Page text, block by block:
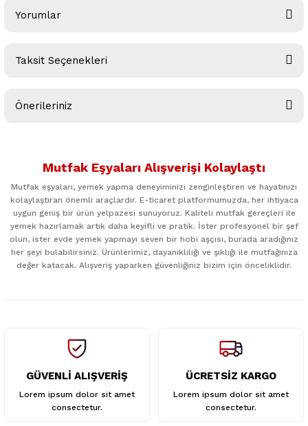
Yorumlar
Taksit Seçenekleri
Önerileriniz
kullanarak tarafımıza iletebilirsiniz.
Ürün resmi kalitesiz, bozuk veya görüntülenemiyor.
Ürün bilgilerinde hatalar bulunuyor.
Ürün fiyatı diğer sitelerden daha pahalı.
Mutfak Eşyaları Alışverişi Kolaylaştı
Mutfak eşyaları, yemek yapma deneyiminizi zenginleştiren ve hayatınızı
kolaylaştıran önemli araçlardır. E-ticaret platformumuzda, her ihtiyaca
uygun geniş bir ürün yelpazesi sunuyoruz. Kaliteli mutfak gereçleri ile
yemek hazırlamak artık daha keyifli ve pratik. İster profesyonel bir şef
olun, ister evde yemek yapmayı seven bir hobi aşçısı, burada aradığınız
her şeyi bulabilirsiniz. Ürünlerimiz, dayanıklılığı ve şıklığı ile mutfağınıza
değer katacak. Alışveriş yaparken güvenliğiniz bizim için önceliklidir.
GÜVENLİ ALIŞVERİŞ
Lorem ipsum dolor sit amet
consectetur.
ÜCRETSİZ KARGO
Lorem ipsum dolor sit amet
consectetur.